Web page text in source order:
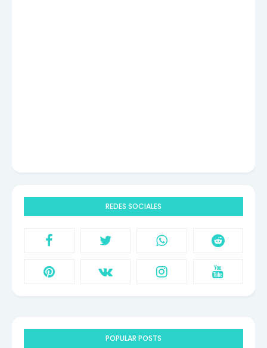
REDES SOCIALES
POPULAR POSTS